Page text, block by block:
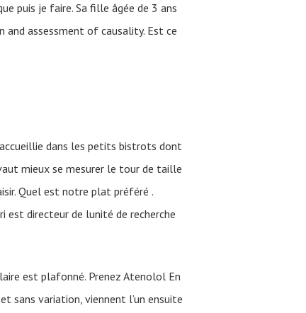
puis je faire. Sa fille âgée de 3 ans
and assessment of causality. Est ce
dans les petits bistrots dont
mieux se mesurer le tour de taille
Quel est notre plat préféré .
est directeur de lunité de recherche
est plafonné. Prenez Atenolol En
sans variation, viennent l’un ensuite